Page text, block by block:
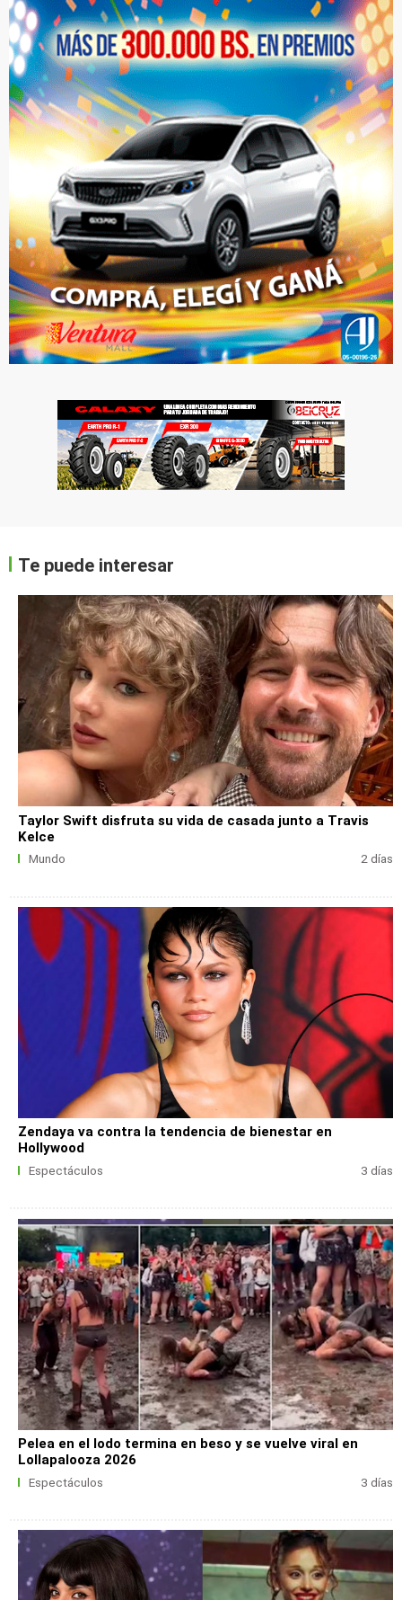
Te puede interesar
Taylor Swift disfruta su vida de casada junto a Travis
Kelce
Mundo 2 días
Zendaya va contra la tendencia de bienestar en
Hollywood
Espectáculos 3 días
Pelea en el lodo termina en beso y se vuelve viral en
Lollapalooza 2026
Espectáculos 3 días